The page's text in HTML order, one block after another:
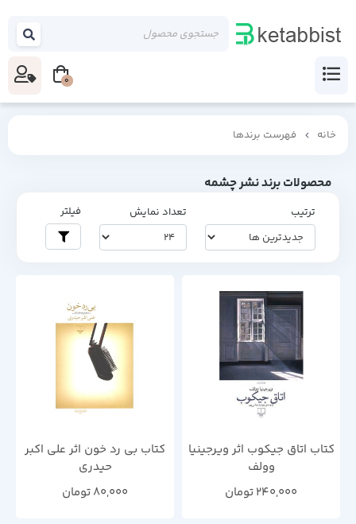
خانه فهرست برندها
محصولات برند نشر چشمه
ترتیب تعداد نمایش فیلتر
کتاب اتاق جیکوب اثر ویرجینیا
وولف
240,000تومان
کتاب بی رد خون اثر علی اکبر
حیدری
80,000تومان
0